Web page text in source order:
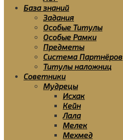
База знаний
Задания
Особые Титулы
Особые Рамки
Предметы
Система Партнёров
Титулы наложниц
Советники
Мудрецы
Исхак
Кейн
Лала
Мелек
Мехмед